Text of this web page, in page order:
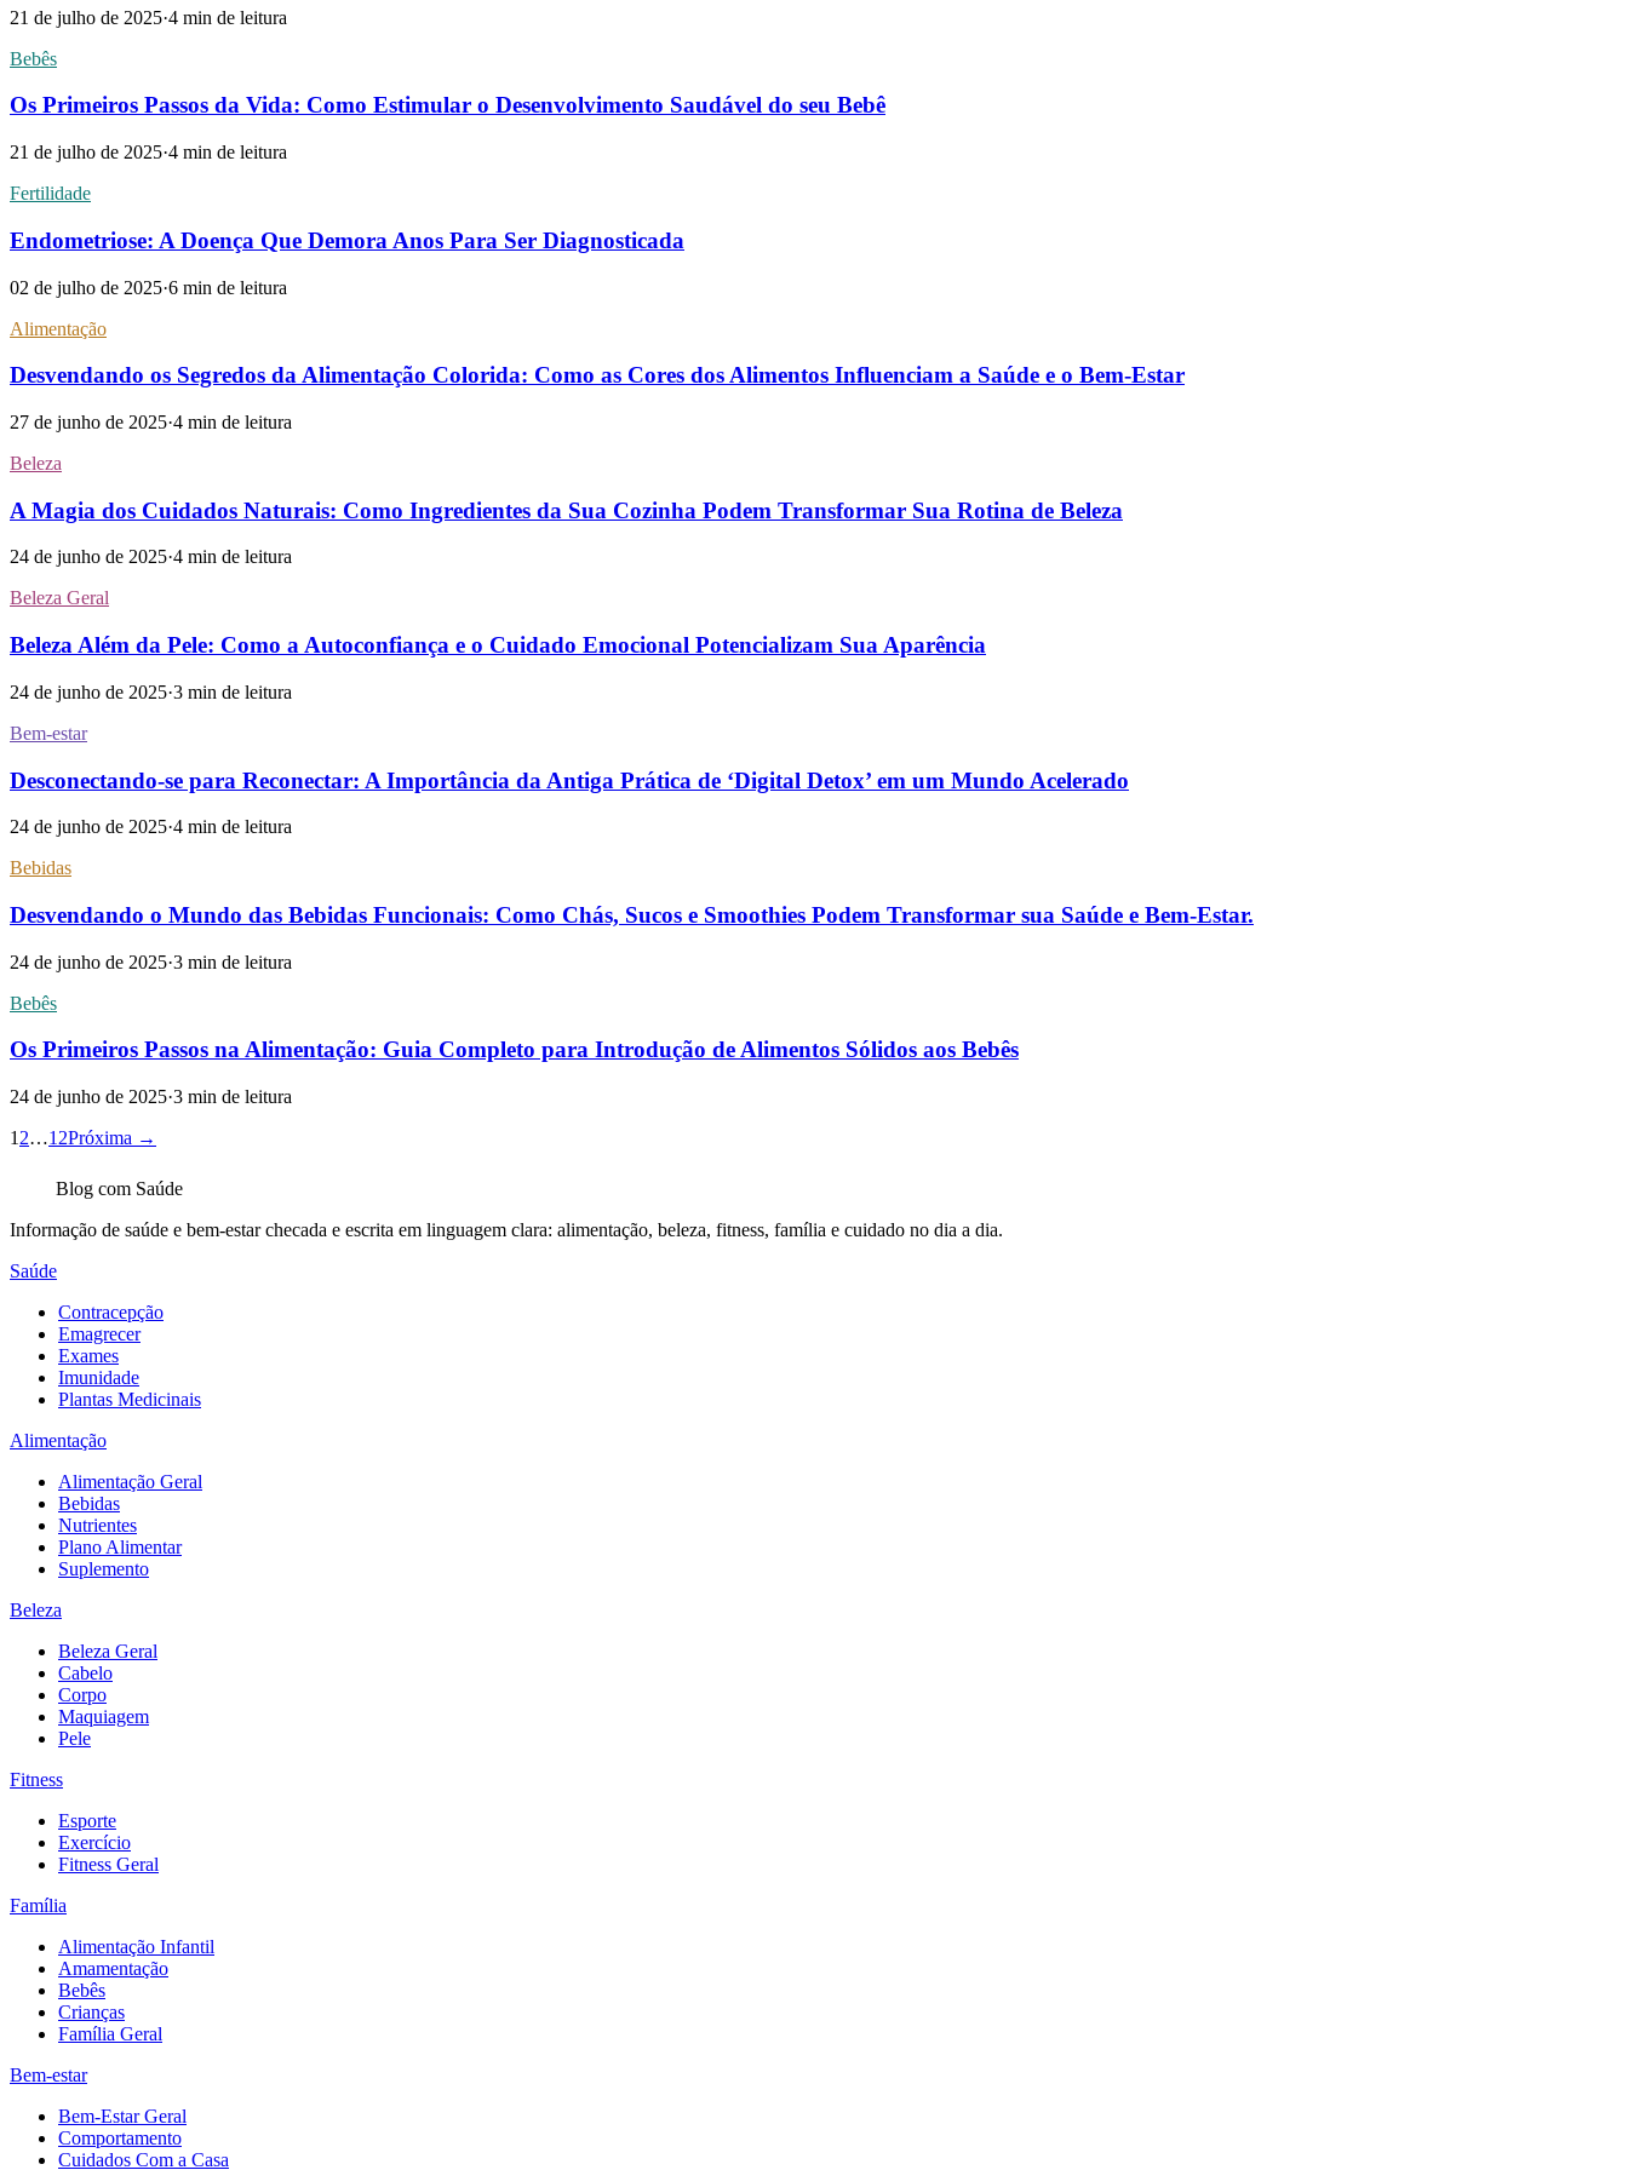
21 de julho de 2025·4 min de leitura
Bebês
Os Primeiros Passos da Vida: Como Estimular o Desenvolvimento Saudável do seu Bebê
21 de julho de 2025·4 min de leitura
Fertilidade
Endometriose: A Doença Que Demora Anos Para Ser Diagnosticada
02 de julho de 2025·6 min de leitura
Alimentação
Desvendando os Segredos da Alimentação Colorida: Como as Cores dos Alimentos Influenciam a Saúde e o Bem-Estar
27 de junho de 2025·4 min de leitura
Beleza
A Magia dos Cuidados Naturais: Como Ingredientes da Sua Cozinha Podem Transformar Sua Rotina de Beleza
24 de junho de 2025·4 min de leitura
Beleza Geral
Beleza Além da Pele: Como a Autoconfiança e o Cuidado Emocional Potencializam Sua Aparência
24 de junho de 2025·3 min de leitura
Bem-estar
Desconectando-se para Reconectar: A Importância da Antiga Prática de ‘Digital Detox’ em um Mundo Acelerado
24 de junho de 2025·4 min de leitura
Bebidas
Desvendando o Mundo das Bebidas Funcionais: Como Chás, Sucos e Smoothies Podem Transformar sua Saúde e Bem-Estar.
24 de junho de 2025·3 min de leitura
Bebês
Os Primeiros Passos na Alimentação: Guia Completo para Introdução de Alimentos Sólidos aos Bebês
24 de junho de 2025·3 min de leitura
1 2…12Próxima →
Blog com Saúde
Informação de saúde e bem-estar checada e escrita em linguagem clara: alimentação, beleza, fitness, família e cuidado no dia a dia.
Saúde
Contracepção
Emagrecer
Exames
Imunidade
Plantas Medicinais
Alimentação
Alimentação Geral
Bebidas
Nutrientes
Plano Alimentar
Suplemento
Beleza
Beleza Geral
Cabelo
Corpo
Maquiagem
Pele
Fitness
Esporte
Exercício
Fitness Geral
Família
Alimentação Infantil
Amamentação
Bebês
Crianças
Família Geral
Bem-estar
Bem-Estar Geral
Comportamento
Cuidados Com a Casa